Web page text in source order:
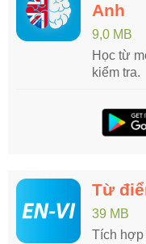
Anh
9,0 MB
Học từ
kiểm tra.
Từ
39 MB
Tích hợp